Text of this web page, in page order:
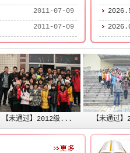
2011-07-09
2011-07-09
未通过】2012级... 【未通过】